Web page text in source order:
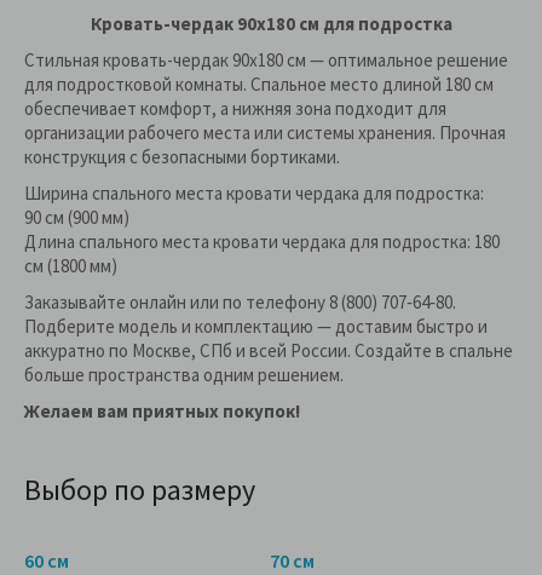
Кровать-чердак 90x180 см для подростка
Стильная кровать-чердак 90х180 см — оптимальное решение
для подростковой комнаты. Спальное место длиной 180 см
обеспечивает комфорт, а нижняя зона подходит для
организации рабочего места или системы хранения. Прочная
конструкция с безопасными бортиками.
Ширина спального места кровати чердака для подростка:
90 см (900 мм)
Длина спального места кровати чердака для подростка: 180
см (1800 мм)
Заказывайте онлайн или по телефону 8 (800) 707‑64‑80.
Подберите модель и комплектацию — доставим быстро и
аккуратно по Москве, СПб и всей России. Создайте в спальне
больше пространства одним решением.
Желаем вам приятных покупок!
Выбор по размеру
60 см 70 см